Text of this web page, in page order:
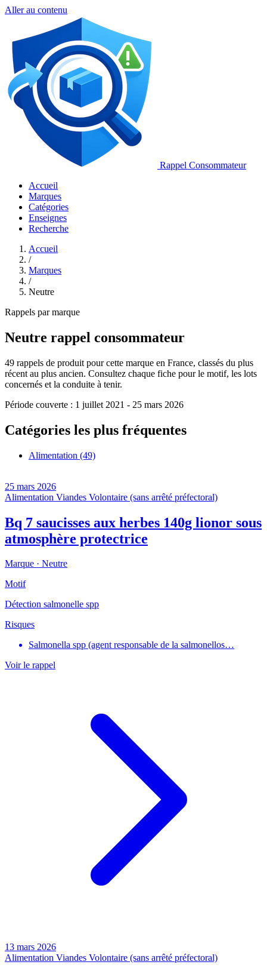
Aller au contenu
Rappel Consommateur
Accueil
Marques
Catégories
Enseignes
Recherche
Accueil
/
Marques
/
Neutre
Rappels par marque
Neutre rappel consommateur
49 rappels de produit pour cette marque en France, classés du plus
récent au plus ancien. Consultez chaque fiche pour le motif, les lots
concernés et la conduite à tenir.
Période couverte : 1 juillet 2021 - 25 mars 2026
Catégories les plus fréquentes
Alimentation (49)
25 mars 2026
Alimentation Viandes Volontaire (sans arrêté préfectoral)
Bq 7 saucisses aux herbes 140g lionor sous
atmosphère protectrice
Marque · Neutre
Motif
Détection salmonelle spp
Risques
Salmonella spp (agent responsable de la salmonellos…
Voir le rappel
13 mars 2026
Alimentation Viandes Volontaire (sans arrêté préfectoral)